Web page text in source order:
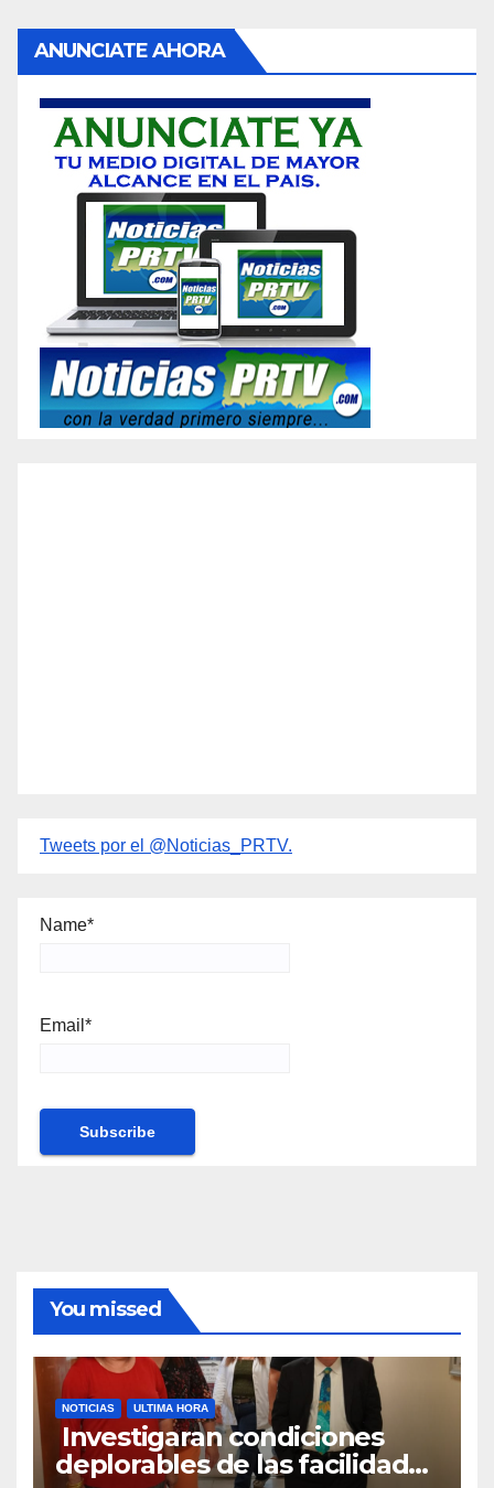
ANUNCIATE AHORA
Tweets por el @Noticias_PRTV.
Name*
Email*
You missed
NOTICIAS ULTIMA HORA
Investigaran condiciones
deplorables de las facilidades